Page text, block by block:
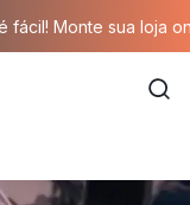
Monte sua loja